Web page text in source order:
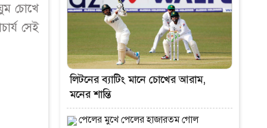
চোখে
সেই
লিটনের ব্যাটিং মানে চোখের আরাম,
মনের শান্তি
পেলের মুখে পেলের হাজারতম গোল